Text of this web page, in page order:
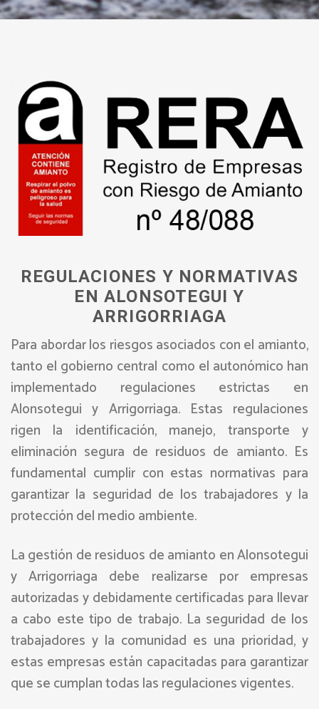
REGULACIONES Y NORMATIVAS
EN ALONSOTEGUI Y
ARRIGORRIAGA
Para abordar los riesgos asociados con el amianto,
tanto el gobierno central como el autonómico han
implementado regulaciones estrictas en
Alonsotegui y Arrigorriaga. Estas regulaciones
rigen la identificación, manejo, transporte y
eliminación segura de residuos de amianto. Es
fundamental cumplir con estas normativas para
garantizar la seguridad de los trabajadores y la
protección del medio ambiente.
La gestión de residuos de amianto en Alonsotegui
y Arrigorriaga debe realizarse por empresas
autorizadas y debidamente certificadas para llevar
a cabo este tipo de trabajo. La seguridad de los
trabajadores y la comunidad es una prioridad, y
estas empresas están capacitadas para garantizar
que se cumplan todas las regulaciones vigentes.